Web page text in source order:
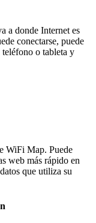
a donde Internet es
conectarse, puede
teléfono o tableta y
WiFi Map. Puede
web más rápido en
que utiliza su